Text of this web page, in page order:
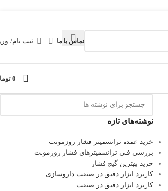
تماس با ما ثبت نام/
0
نوشته‌های تازه
خرید عمده ترانسمیتر فشار روزمونت
بررسی فنی ترانسمیترهای فشار روزمونت
خرید بهترین گیج فشار
کاربرد ابزار دقیق در صنعت داروسازی
کاربرد ابزار دقیق در صنعت